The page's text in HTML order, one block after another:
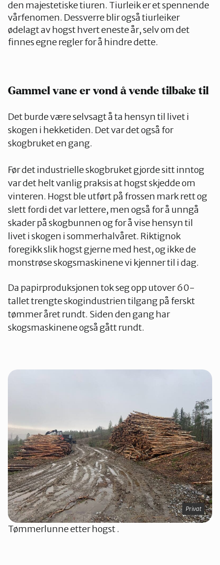
den majestetiske tiuren. Tiurleik er et spennende
vårfenomen. Dessverre blir også tiurleiker
ødelagt av hogst hvert eneste år, selv om det
finnes egne regler for å hindre dette.
Gammel vane er vond å vende tilbake til
Det burde være selvsagt å ta hensyn til livet i
skogen i hekketiden. Det var det også for
skogbruket en gang.
Før det industrielle skogbruket gjorde sitt inntog
var det helt vanlig praksis at hogst skjedde om
vinteren. Hogst ble utført på frossen mark rett og
slett fordi det var lettere, men også for å unngå
skader på skogbunnen og for å vise hensyn til
livet i skogen i sommerhalvåret. Riktignok
foregikk slik hogst gjerne med hest, og ikke de
monstrøse skogsmaskinene vi kjenner til i dag.
Da papirproduksjonen tok seg opp utover 60-
tallet trengte skogindustrien tilgang på ferskt
tømmer året rundt. Siden den gang har
skogsmaskinene også gått rundt.
Privat
Tømmerlunne etter hogst .